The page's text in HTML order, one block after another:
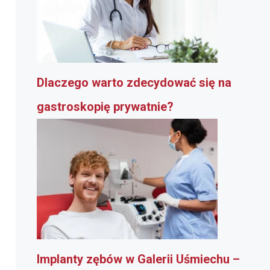
Dlaczego warto zdecydować się na
gastroskopię prywatnie?
Implanty zębów w Galerii Uśmiechu –